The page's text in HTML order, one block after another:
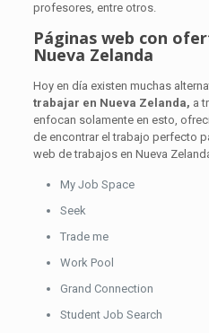
profesores, entre otros.
Páginas web con
Nueva Zelanda
Hoy en día existen muchas
trabajar en Nueva Zelanda, a
enfocan solamente en esto,
de encontrar el trabajo perfecto
web de trabajos en Nueva
My Job Space
Seek
Trade me
Work Pool
Grand Connection
Student Job Search